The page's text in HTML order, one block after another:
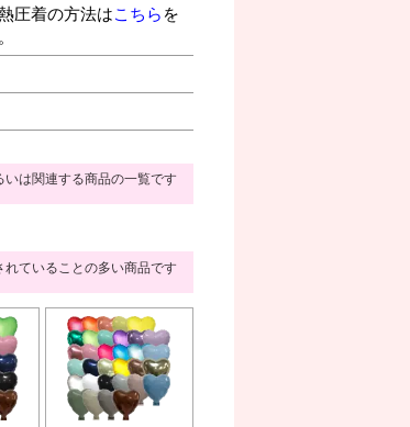
圧着の方法はこちら を
は関連する商品の一覧です
れていることの多い商品です